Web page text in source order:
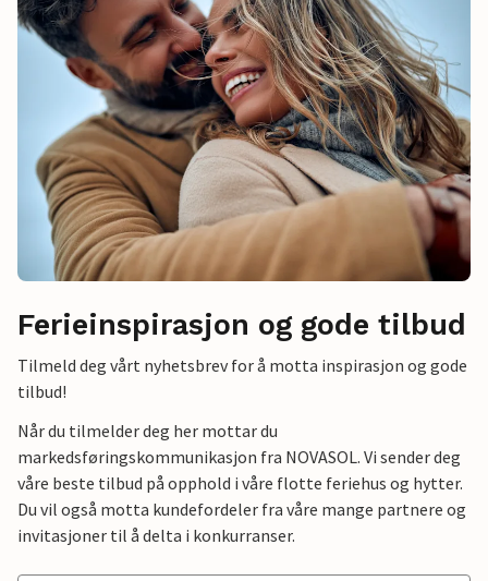
Ferieinspirasjon og gode tilbud
Tilmeld deg vårt nyhetsbrev for å motta inspirasjon og gode
tilbud!
Når du tilmelder deg her mottar du
markedsføringskommunikasjon fra NOVASOL. Vi sender deg
våre beste tilbud på opphold i våre flotte feriehus og hytter.
Du vil også motta kundefordeler fra våre mange partnere og
invitasjoner til å delta i konkurranser.